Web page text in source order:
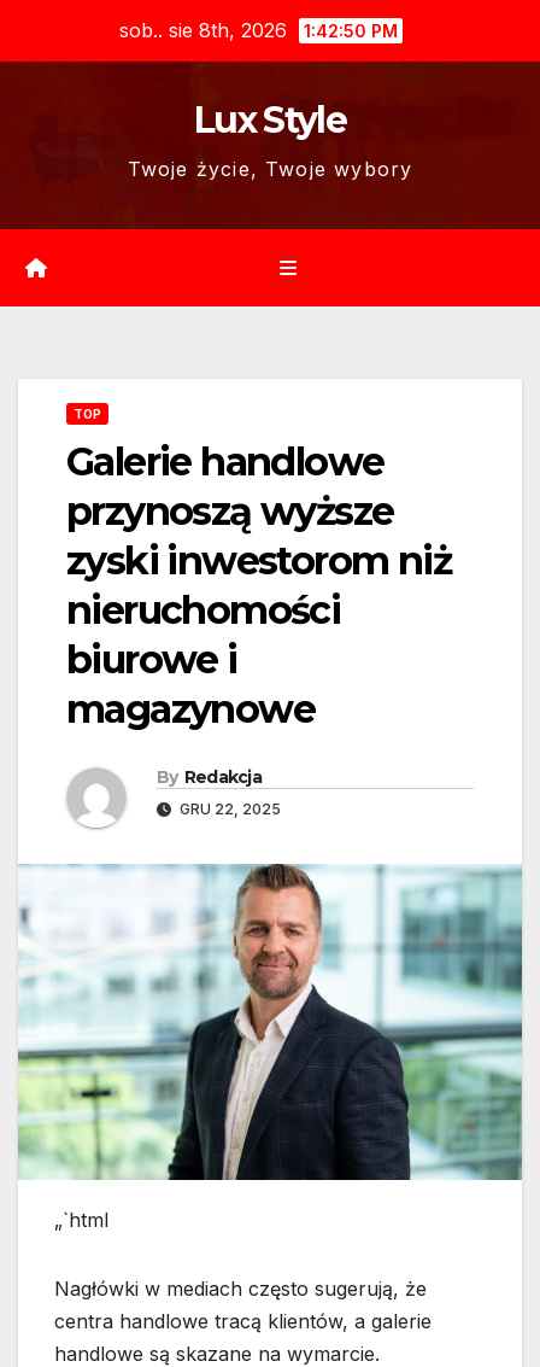
sob.. sie 8th, 2026 1:42:51 PM
Lux Style
Twoje życie, Twoje wybory
TOP
Galerie handlowe
przynoszą wyższe
zyski inwestorom niż
nieruchomości
biurowe i
magazynowe
By Redakcja
GRU 22, 2025
„`html
Nagłówki w mediach często sugerują, że
centra handlowe tracą klientów, a galerie
handlowe są skazane na wymarcie.